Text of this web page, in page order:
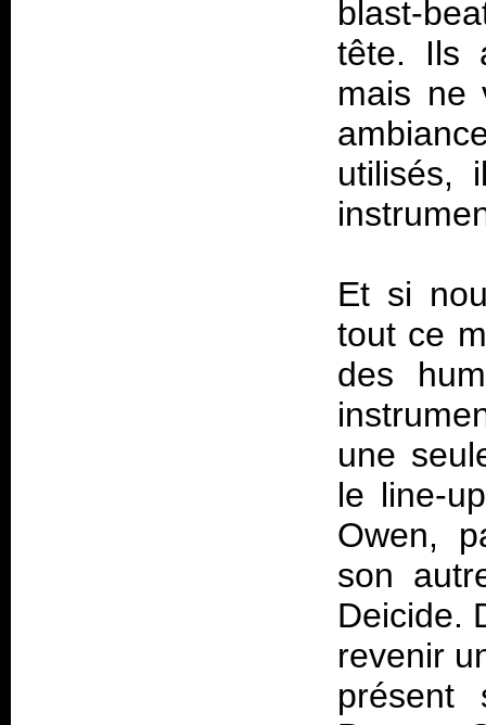
blast-
tête. Ils
mais ne
utilisés,
Et si
tout ce
des
une
le line-
Owen,
son
Deicide.
revenir